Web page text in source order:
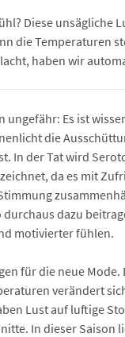
Diese unsägliche
die Temperaturen
haben wir
ungefähr: Es ist
die
In der Tat wird
da es mit
dazu
motivierter fühlen.
für die neue Mode.
verändert
Lust auf luftige
In dieser Saison